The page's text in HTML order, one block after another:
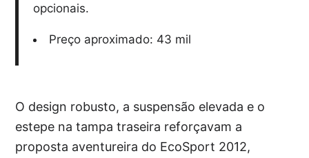
opcionais.
Preço aproximado: 43 mil
O design robusto, a suspensão elevada e o
estepe na tampa traseira reforçavam a
proposta aventureira do EcoSport 2012,